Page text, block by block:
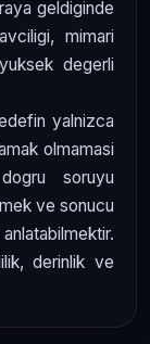
geldiginde
mimari
degerli
yalnizca
olmamasi
soruyu
ve sonucu
derinlik ve